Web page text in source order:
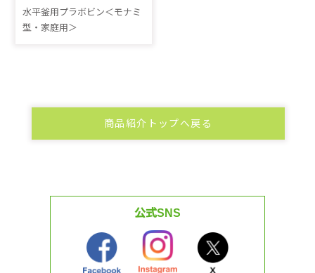
水平釜用プラボビン＜モナミ
型・家庭用＞
商品紹介トップへ戻る
公式SNS